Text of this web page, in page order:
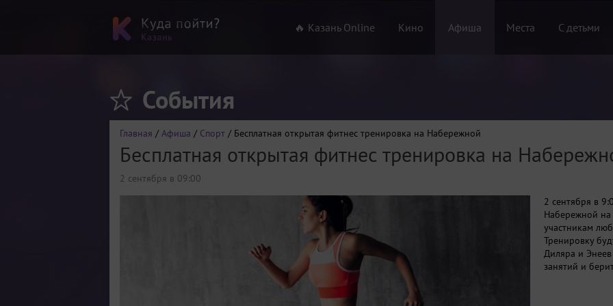
🔥 Казань Online Кино Афиша Места С детьми
События
Главная / Афиша / Спорт / Бесплатная открытая фитнес тренировка на Набережной
Бесплатная открытая фитнес тренировка на
2 сентября в 09:00
2 сентября в
Набережной на
участникам
Тренировку
Диляра и
занятий и